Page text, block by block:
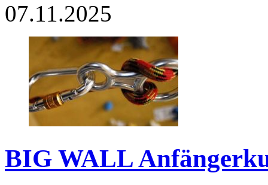
07.11.2025
BIG WALL